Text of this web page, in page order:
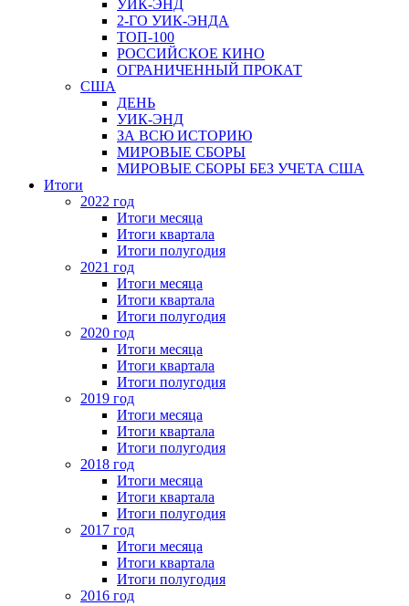
УИК-ЭНД
2-ГО УИК-ЭНДА
ТОП-100
РОССИЙСКОЕ КИНО
ОГРАНИЧЕННЫЙ ПРОКАТ
США
ДЕНЬ
УИК-ЭНД
ЗА ВСЮ ИСТОРИЮ
МИРОВЫЕ СБОРЫ
МИРОВЫЕ СБОРЫ БЕЗ УЧЕТА США
Итоги
2022 год
Итоги месяца
Итоги квартала
Итоги полугодия
2021 год
Итоги месяца
Итоги квартала
Итоги полугодия
2020 год
Итоги месяца
Итоги квартала
Итоги полугодия
2019 год
Итоги месяца
Итоги квартала
Итоги полугодия
2018 год
Итоги месяца
Итоги квартала
Итоги полугодия
2017 год
Итоги месяца
Итоги квартала
Итоги полугодия
2016 год